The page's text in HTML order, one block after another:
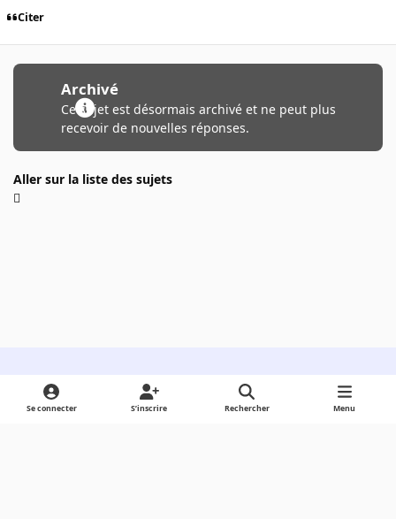
Citer
Archivé
Ce sujet est désormais archivé et ne peut plus
recevoir de nouvelles réponses.
Aller sur la liste des sujets
Light ModeDark ModeSystem Preference
Se connecter S’inscrire Rechercher Menu